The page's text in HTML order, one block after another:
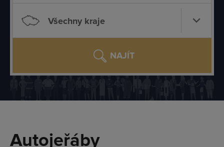
Všechny kraje
NAJÍT
Autojeřáby